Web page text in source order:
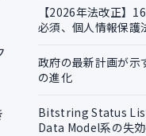
【2026年法改正】
必須、個人情報保護
政府の最新計画が示
の進化
Bitstring Status
Data Model系の失